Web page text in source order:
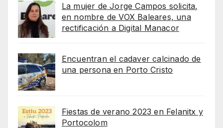
La mujer de Jorge Campos solicita,
en nombre de VOX Baleares, una
rectificación a Digital Manacor
Encuentran el cadaver calcinado de
una persona en Porto Cristo
Fiestas de verano 2023 en Felanitx y
Portocolom